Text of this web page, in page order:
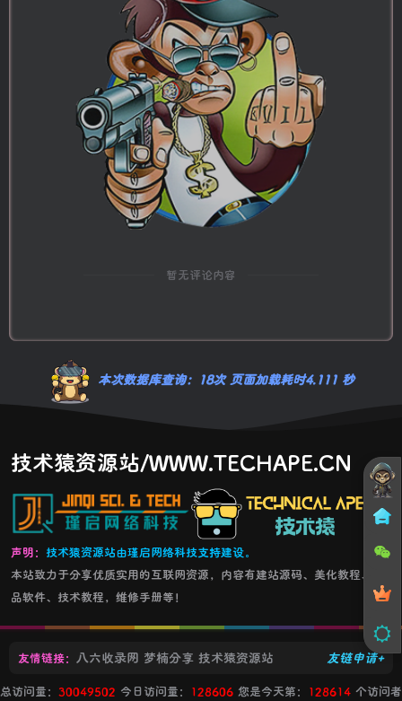
暂无评论内容
本次数据库查询：18次 页面加载耗时4.111 秒
技术猿资源站/WWW.TECHAPE.CN
声明： 技术猿资源站由瑾启网络科技支持建设。
本站致力于分享优质实用的互联网资源，内容有建站源码、美化教程、精
品软件、技术教程，维修手册等！
友链申请+
友情链接： 八六收录网 梦楠分享 技术猿资源站
总访问量： 30049502 今日访问量： 128606 您是今天第： 128614 个访问者